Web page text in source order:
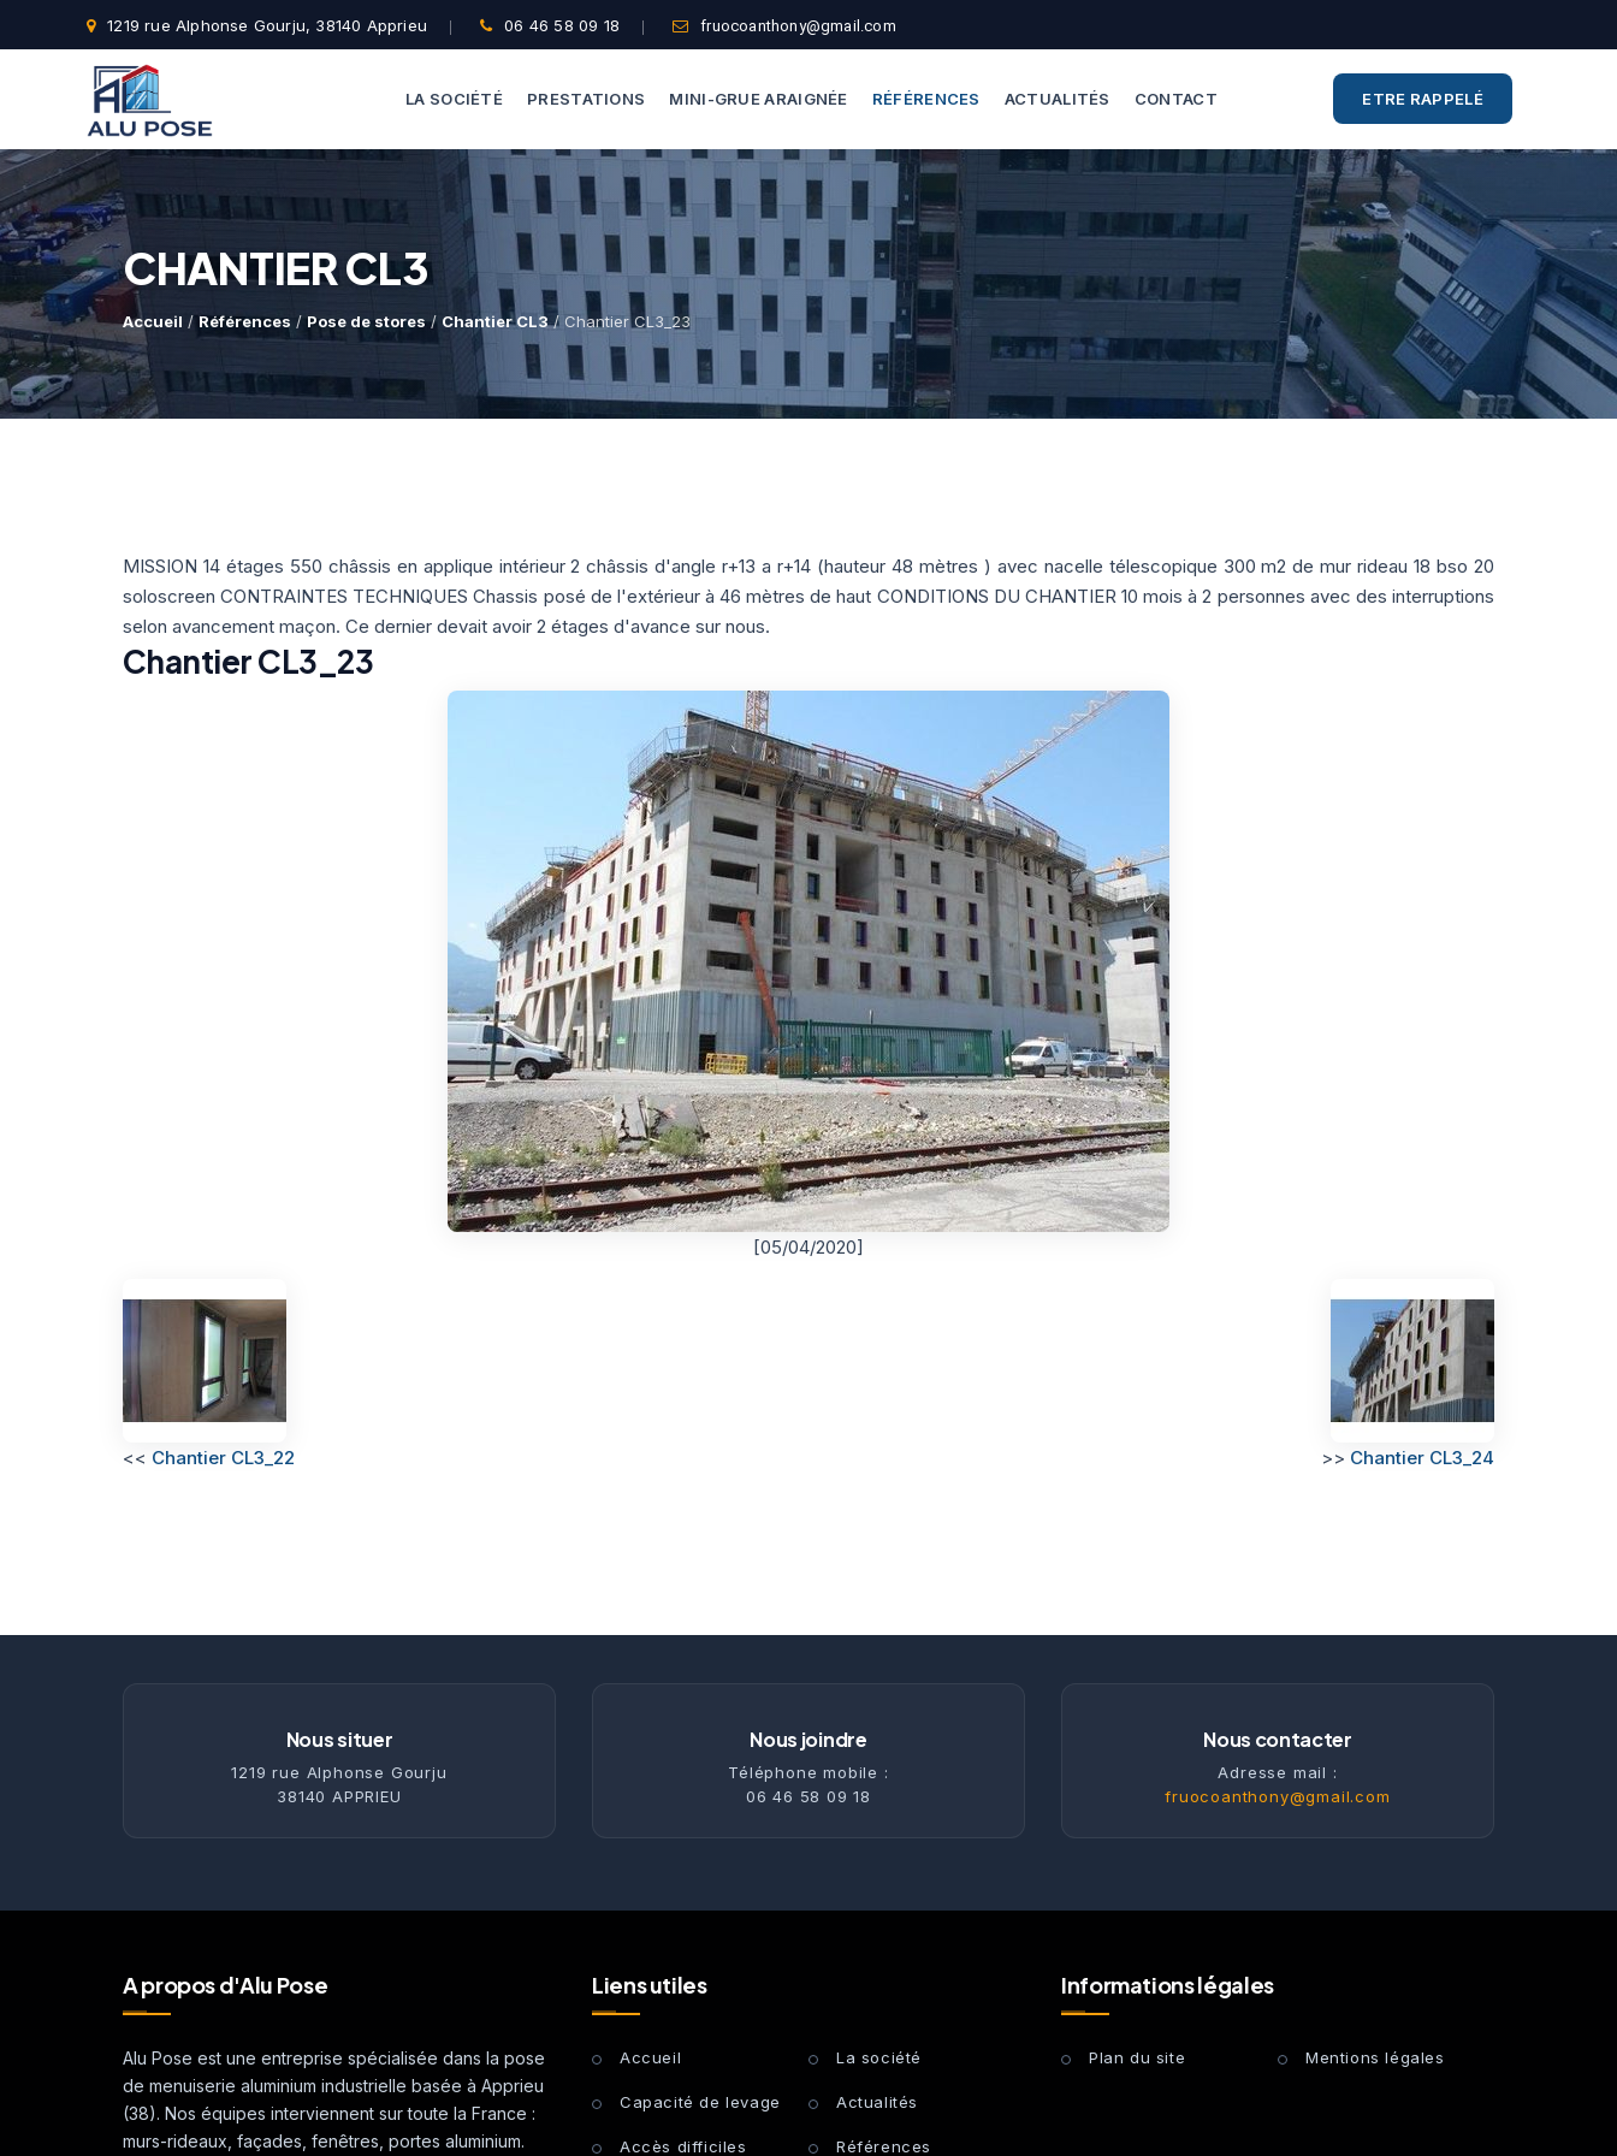
1219 rue Alphonse Gourju, 38140 Apprieu 06 46 58 09 18 fruocoanthony@gmail.com
LA SOCIÉTÉ PRESTATIONS
Dépannage Vitrages
Vitrine Magasin
Expertise Bris De Glace
Recherche De Fuite
MINI-GRUE ARAIGNÉE
Capacité De Levage
Nos Formules
RÉFÉRENCES ACTUALITÉS CONTACT ETRE RAPPELÉ
CHANTIER CL3
Accueil / Références /Pose de stores/ Chantier CL3/ Chantier CL3_23
MISSION 14 étages 550 châssis en applique intérieur 2 châssis d'angle r+13 a r+14 (hauteur 48 mètres ) avec nacelle télescopique 300 m2 de mur rideau 18 bso 20
soloscreen CONTRAINTES TECHNIQUES Chassis posé de l'extérieur à 46 mètres de haut CONDITIONS DU CHANTIER 10 mois à 2 personnes avec des interruptions
selon avancement maçon. Ce dernier devait avoir 2 étages d'avance sur nous.
Chantier CL3_23
[05/04/2020]
<< Chantier CL3_22 >> Chantier CL3_24
Nous situer
1219 rue Alphonse Gourju
38140 APPRIEU
Nous joindre
Téléphone mobile :
06 46 58 09 18
Nous contacter
Adresse mail :
fruocoanthony@gmail.com
A propos d'Alu Pose
Alu Pose est une entreprise spécialisée dans la pose
de menuiserie aluminium industrielle basée à Apprieu
(38). Nos équipes interviennent sur toute la France :
murs-rideaux, façades, fenêtres, portes aluminium.
Liens utiles
Accueil La société
Capacité de levage Actualités
Accès difficiles Références
Informations légales
Plan du site Mentions légales